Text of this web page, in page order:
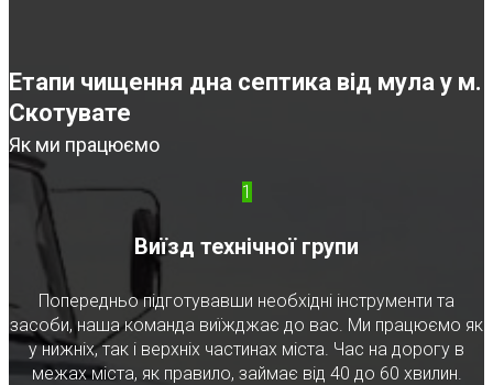
Етапи чищення дна септика від мула у м.
Скотувате
Як ми працюємо
1
Виїзд технічної групи
Попередньо підготувавши необхідні інструменти та
засоби, наша команда виїжджає до вас. Ми працюємо як
у нижніх, так і верхніх частинах міста. Час на дорогу в
межах міста, як правило, займає від 40 до 60 хвилин.